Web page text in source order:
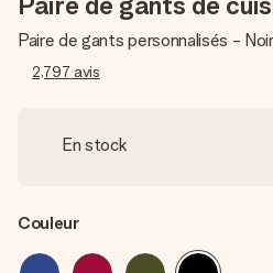
Paire de gants personnalisés - Noir
2,797 avis
En stock
Couleur